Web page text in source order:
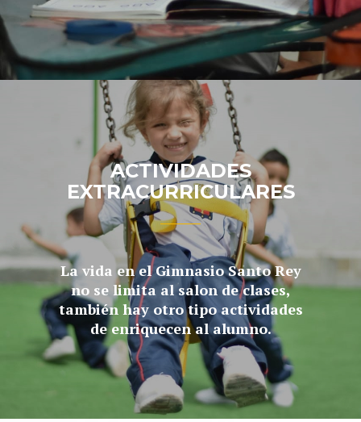
ACTIVIDADES
EXTRACURRICULARES
La vida en el Gimnasio Santo Rey
no se limita al salon de clases,
también hay otro tipo actividades
de enriquecen al alumno.